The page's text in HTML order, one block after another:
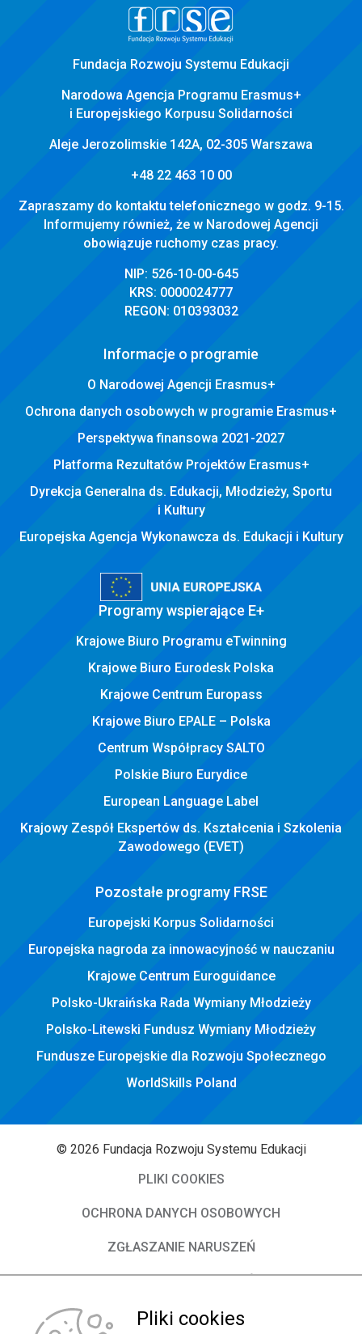
Fundacja Rozwoju Systemu Edukacji
Narodowa Agencja Programu Erasmus+
i Europejskiego Korpusu Solidarności
Aleje Jerozolimskie 142A, 02-305 Warszawa
+48 22 463 10 00
Zapraszamy do kontaktu telefonicznego w godz. 9-15.
Informujemy również, że w Narodowej Agencji
obowiązuje ruchomy czas pracy.
NIP: 526-10-00-645
KRS: 0000024777
REGON: 010393032
Informacje o programie
O Narodowej Agencji Erasmus+
Ochrona danych osobowych w programie Erasmus+
Perspektywa finansowa 2021-2027
Platforma Rezultatów Projektów Erasmus+
Dyrekcja Generalna ds. Edukacji, Młodzieży, Sportu
i Kultury
Europejska Agencja Wykonawcza ds. Edukacji i Kultury
Programy wspierające E+
Krajowe Biuro Programu eTwinning
Krajowe Biuro Eurodesk Polska
Krajowe Centrum Europass
Krajowe Biuro EPALE – Polska
Centrum Współpracy SALTO
Polskie Biuro Eurydice
European Language Label
Krajowy Zespół Ekspertów ds. Kształcenia i Szkolenia
Zawodowego (EVET)
Pozostałe programy FRSE
Europejski Korpus Solidarności
Europejska nagroda za innowacyjność w nauczaniu
Krajowe Centrum Euroguidance
Polsko-Ukraińska Rada Wymiany Młodzieży
Polsko-Litewski Fundusz Wymiany Młodzieży
Fundusze Europejskie dla Rozwoju Społecznego
WorldSkills Poland
© 2026 Fundacja Rozwoju Systemu Edukacji
PLIKI COOKIES
OCHRONA DANYCH OSOBOWYCH
ZGŁASZANIE NARUSZEŃ
DEKLARACJA DOSTĘPNOŚCI
O Fundacji
Pliki cookies